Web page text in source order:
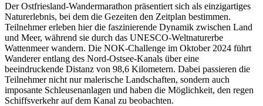
Der Ostfriesland-Wandermarathon präsentiert sich als einzigartiges
Naturerlebnis, bei dem die Gezeiten den Zeitplan bestimmen.
Teilnehmer erleben hier die faszinierende Dynamik zwischen Land
und Meer, während sie durch das UNESCO-Weltnaturerbe
Wattenmeer wandern. Die NOK-Challenge im Oktober 2024 führt
Wanderer entlang des Nord-Ostsee-Kanals über eine
beeindruckende Distanz von 98,6 Kilometern. Dabei passieren die
Teilnehmer nicht nur malerische Landschaften, sondern auch
imposante Schleusenanlagen und haben die Möglichkeit, den regen
Schiffsverkehr auf dem Kanal zu beobachten.